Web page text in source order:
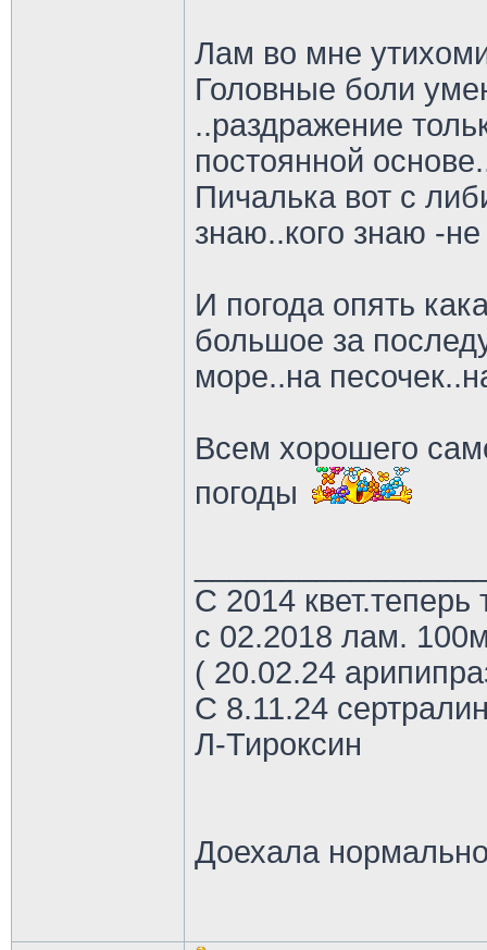
Лам во мне
Головные боли
..раздражение
постоянной
Пичалька вот с
знаю..кого знаю -
И погода опять
большое за
море..на
Всем хорошего
погоды
С 2014 квет.теперь
с 02.2018 лам.
( 20.02.24
С 8.11.24
Л-Тироксин
Доехала